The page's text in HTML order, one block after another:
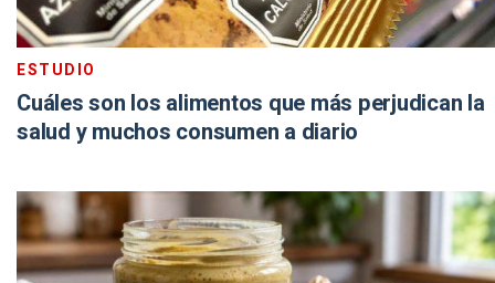
ESTUDIO
Cuáles son los alimentos que más perjudican la
salud y muchos consumen a diario